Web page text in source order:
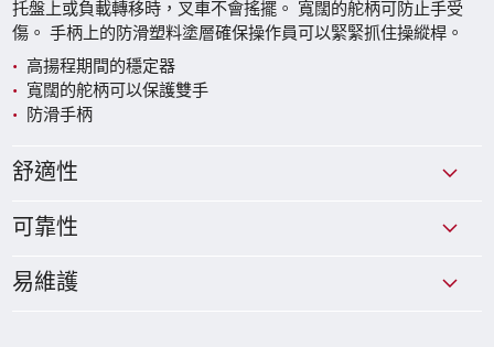
托盤上或負載轉移時，叉車不會搖擺。 寬闊的舵柄可防止手受
傷。 手柄上的防滑塑料塗層確保操作員可以緊緊抓住操縱桿。
高揚程期間的穩定器
寬闊的舵柄可以保護雙手
防滑手柄
舒適性
可靠性
易維護